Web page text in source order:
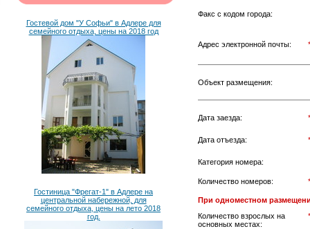
Гостевой дом "У Софьи" в Адлере для
семейного отдыха, цены на 2018 год
Гостиница "Фрегат-1" в Адлере на
центральной набережной, для
семейного отдыха, цены на лето 2018
год.
Факс с кодом города:
Адрес электронной почты: *
Объект размещения:
Дата заезда: *
Дата отъезда: *
Категория номера:
Количество номеров: *
При одноместном
Количество взрослых на
основных местах:
*